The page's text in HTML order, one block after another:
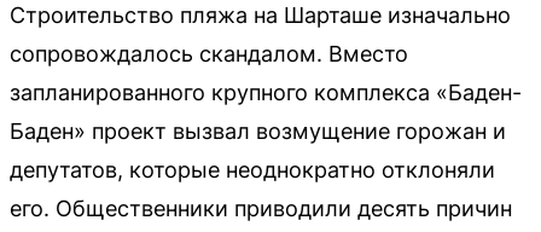
Строительство пляжа на Шарташе изначально
сопровождалось скандалом. Вместо
запланированного крупного комплекса «Баден-
Баден» проект вызвал возмущение горожан и
депутатов, которые неоднократно отклоняли
его. Общественники приводили десять причин